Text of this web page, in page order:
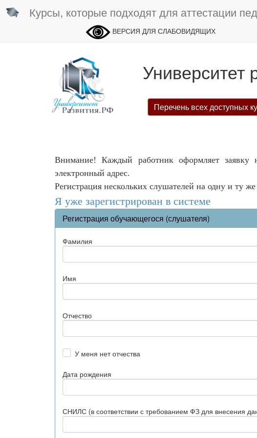
Курсы, которые подходят для аттестации
ВЕРСИЯ ДЛЯ СЛАБОВИДЯЩИХ
Университет
Перечень всех доступных
Внимание! Каждый работник оформляет заявку
электронный адрес.
Регистрация нескольких слушателей на одну и ту
Я уже зарегистрирован в системе
Регистрация обучающегося (слушателя)
Фамилия
Имя
Отчество
У меня нет отчества
Дата рождения
СНИЛС (в соответствии с требованием ФЗ для внесения